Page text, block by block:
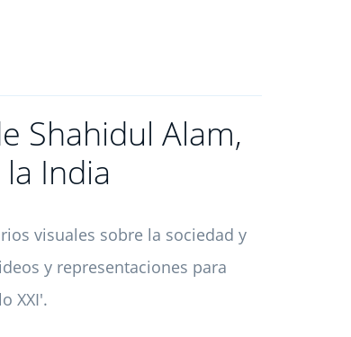
Shahidul Alam,
India
visuales sobre la sociedad y
y representaciones para
XXI'.